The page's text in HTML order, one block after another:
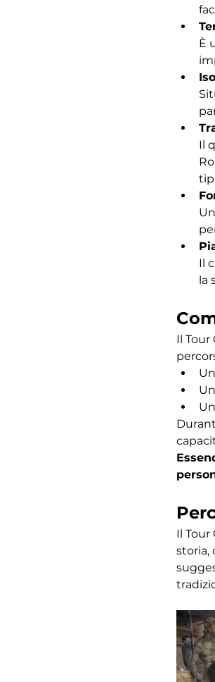
È
Il
Il
la
Il Tour
Un
Il Tour
storia,